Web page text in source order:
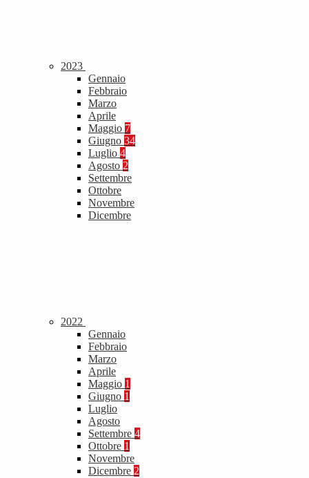
2023
Gennaio
Febbraio
Marzo
Aprile
Maggio 7
Giugno 34
Luglio 4
Agosto 2
Settembre
Ottobre
Novembre
Dicembre
2022
Gennaio
Febbraio
Marzo
Aprile
Maggio 1
Giugno 1
Luglio
Agosto
Settembre 4
Ottobre 1
Novembre
Dicembre 2